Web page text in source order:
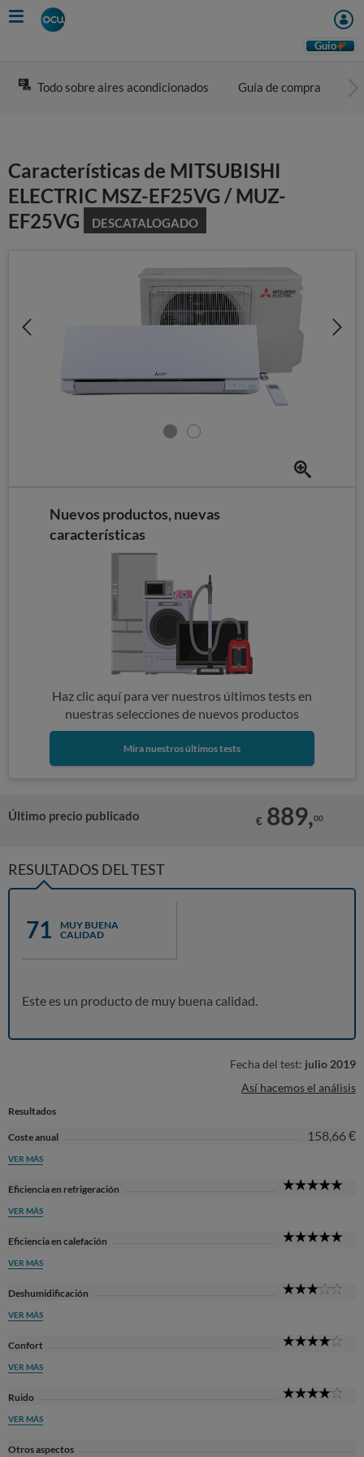
Skip
to
Guio
Todo sobre aires acondicionados Guía de compra
Características de MITSUBISHI
ELECTRIC MSZ-EF25VG / MUZ-
EF25VG
DESCATALOGADO
Nuevos productos, nuevas
características
Haz clic aquí para ver nuestros últimos tests en
nuestras selecciones de nuevos productos
Mira nuestros últimos tests
Último precio publicado € 889,00
RESULTADOS DEL TEST
71
MUY BUENA
CALIDAD
Este es un producto de muy buena calidad.
Fecha del test: julio 2019
Así hacemos el análisis
Resultados
Coste anual 158,66 €
VER MÁS
Eficiencia en refrigeración
VER MÁS
Eficiencia en calefación
VER MÁS
Deshumidificación
VER MÁS
Confort
VER MÁS
Ruido
VER MÁS
Otros aspectos